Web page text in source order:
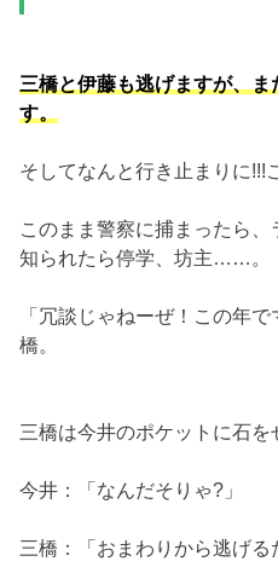
三橋と伊藤も逃げますが、ま
す。
そしてなんと行き止まりに!!!
このまま警察に捕まったら
知られたら停学、坊主……。
「冗談じゃねーぜ！この年
橋。
三橋は今井のポケットに石を
今井：「なんだそりゃ?」
三橋：「おまわりから逃げる